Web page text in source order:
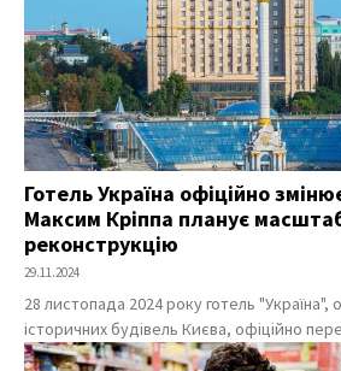
Готель Україна офіційно
Максим Кріппа планує
реконструкцію
29.11.2024
28 листопада 2024 року готель "Україна",
історичних будівель Києва, офіційно